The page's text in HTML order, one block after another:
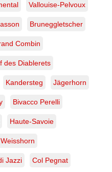
Vallouise-Pelvoux
Bruneggletscher
Combin
des Diablerets
Kandersteg Jägerhorn
Bivacco Perelli
Haute-Savoie
Weisshorn
Jazzi Col Pegnat